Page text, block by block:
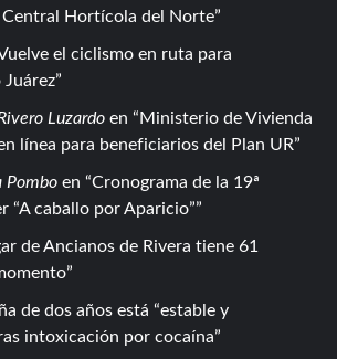
Central Hortícola del Norte
el ciclismo en ruta para
Juárez
Luzardo en
Ministerio de Vivienda
línea para beneficiarios del Plan UR
Pombo en
Cronograma de la 19ª
“A caballo por Aparicio”
de Ancianos de Rivera tiene 61
de dos años está “estable y
intoxicación por cocaína